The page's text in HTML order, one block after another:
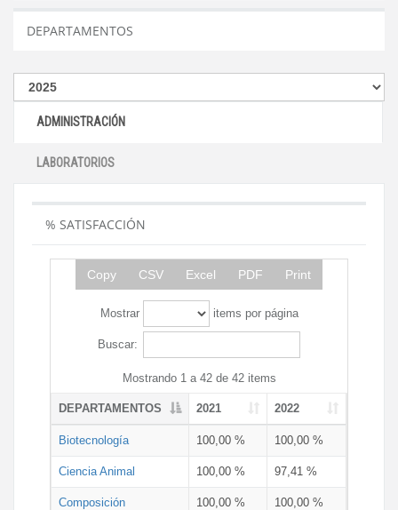
DEPARTAMENTOS
ADMINISTRACIÓN
LABORATORIOS
% SATISFACCIÓN
Copy CSV Excel PDF Print
Mostrar items por página
Buscar:
Mostrando 1 a 42 de 42 items
DEPARTAMENTOS 2021 2022
Biotecnología 100,00 % 100,00 %
Ciencia Animal 100,00 % 97,41 %
Composición
100,00 % 100,00 %